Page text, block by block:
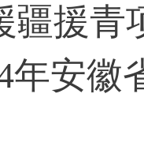
疆援青
年安徽